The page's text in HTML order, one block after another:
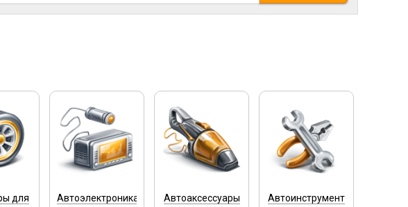
для
Автоэлектроника
Автоаксессуары Автоинструмент